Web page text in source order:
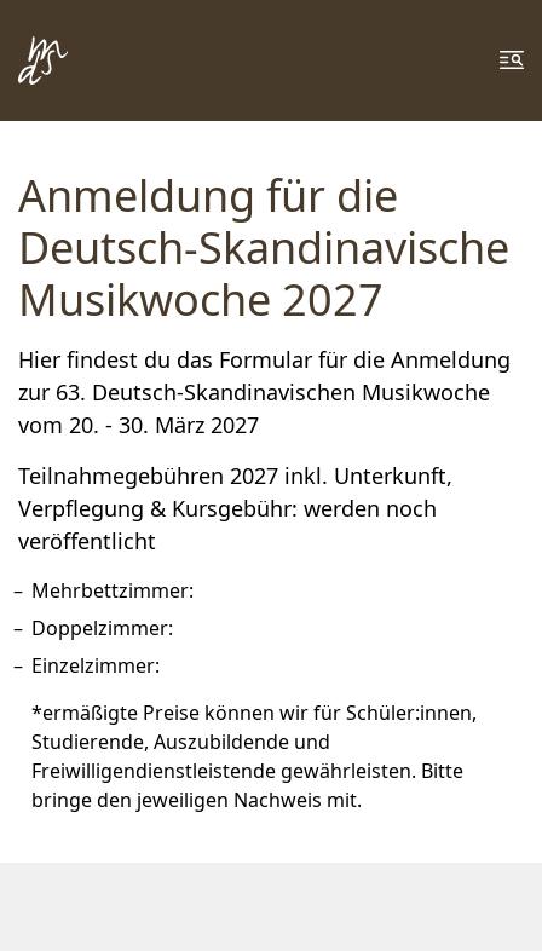
Zum Inhalt springen
Zur Fußzeile springen
Anmeldung für die
Deutsch-Skandinavische
Musikwoche 2027
Hier findest du das Formular für die Anmeldung
zur 63. Deutsch-Skandinavischen Musikwoche
vom 20. - 30. März 2027
Teilnahmegebühren 2027 inkl. Unterkunft,
Verpflegung & Kursgebühr: werden noch
veröffentlicht
Mehrbettzimmer:
Doppelzimmer:
Einzelzimmer:
*ermäßigte Preise können wir fürSchüler:innen,
Studierende, Auszubildende und
Freiwilligendienstleistende gewährleisten. Bitte
bringe den jeweiligen Nachweis mit.